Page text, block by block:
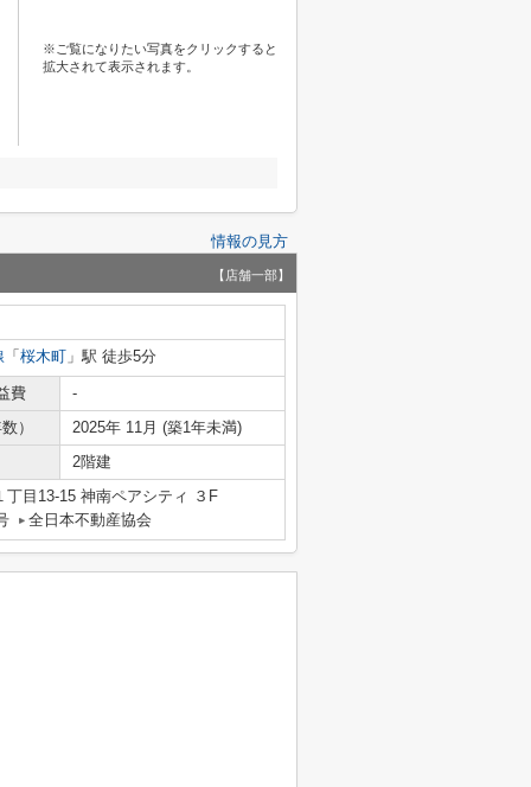
※ご覧になりたい写真をクリックすると
拡大されて表示されます。
情報の見方
【店舗一部】
「 桜木町 」駅 徒歩5分
費
-
）
2025年 11月 (築1年未満)
2階建
丁目13-15 神南ペアシティ ３F
全日本不動産協会